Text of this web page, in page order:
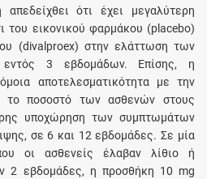
απεδείχθει ότι έχει μεγαλύτερη
του εικονικού φαρμάκου (placebo)
(divalproex) στην ελάττωση των
εντός 3 εβδομάδων. Επίσης, η
αποτελεσματικότητα με την
το ποσοστό των ασθενών στους
υποχώρηση των συμπτωμάτων
σε 6 και 12 εβδομάδες. Σε μία
οι ασθενείς έλαβαν λίθιο ή
2 εβδομάδες, η προσθήκη 10 mg